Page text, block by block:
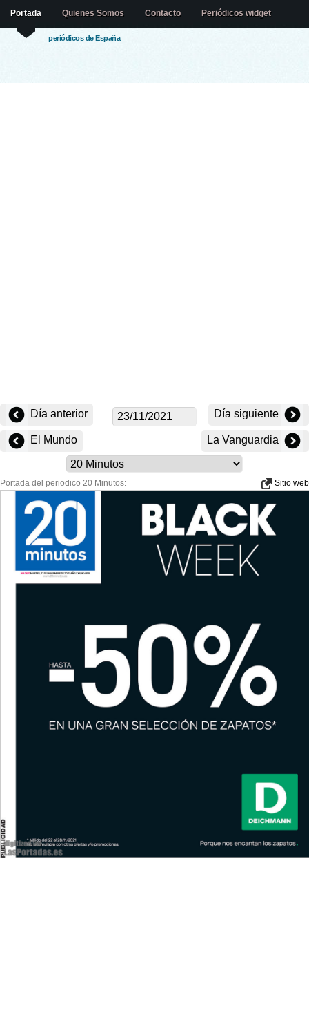
periódicos de España
Portada Quienes Somos Contacto Periódicos widget
Día anterior Día siguiente
El Mundo La Vanguardia
Portada del periodico 20 Minutos: Sitio web